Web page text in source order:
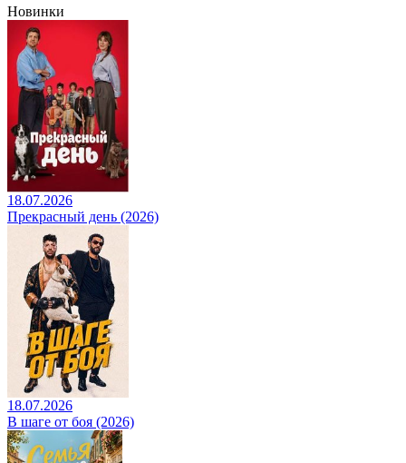
Новинки
18.07.2026
Прекрасный день (2026)
18.07.2026
В шаге от боя (2026)